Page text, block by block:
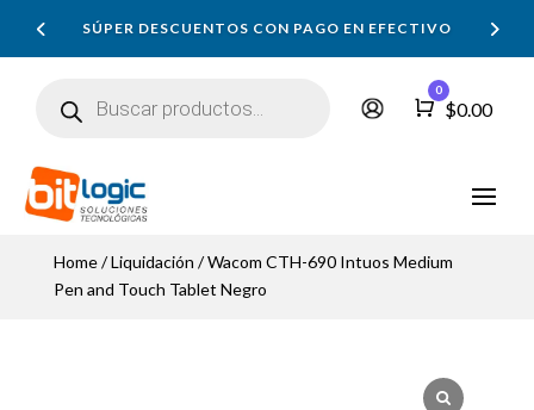
SÚPER DESCUENTOS CON PAGO EN EFECTIVO
productos
Carro
0
$0.00
Home/Liquidación / Wacom CTH-690 Intuos Medium
Pen and Touch Tablet Negro